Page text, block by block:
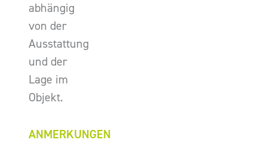
abhängig
von der
Ausstattung
und der
Lage im
Objekt.
ANMERKUNGEN